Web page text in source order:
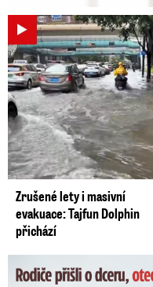
Zrušené lety i masivní
evakuace: Tajfun Dolphin
přichází
Dominikovi (8) zbývají